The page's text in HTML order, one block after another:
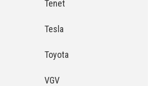
Tenet
Tesla
Toyota
VGV